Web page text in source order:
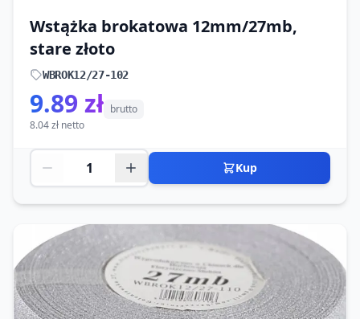
Wstążka brokatowa 12mm/27mb,
stare złoto
WBROK12/27-102
9.89 zł brutto
8.04 zł netto
Kup